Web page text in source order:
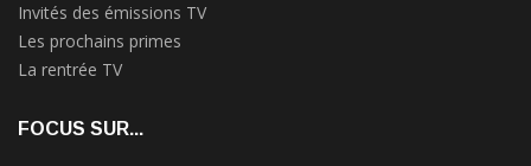
Invités des émissions TV
Les prochains primes
La rentrée TV
FOCUS SUR...